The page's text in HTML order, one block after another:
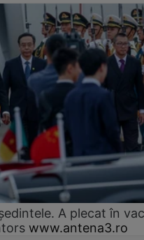
A plecat în
www.antena3.ro